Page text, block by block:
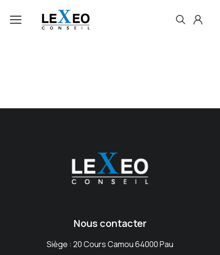
Nous contacter
Siège : 20 Cours Camou 64000 Pau